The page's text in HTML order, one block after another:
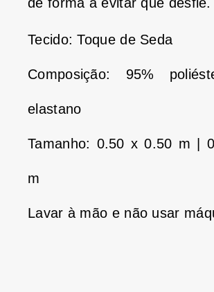
Tecido: Toque de Seda
Composição: 95%
elastano
Tamanho: 0.50 x 0.50 m |
m
Lavar à mão e não usar